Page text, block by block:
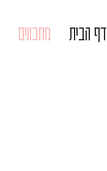
דף הבית מתכונים